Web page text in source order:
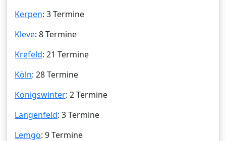
Kerpen: 3 Termine
Kleve: 8 Termine
Krefeld: 21 Termine
Köln: 28 Termine
Königswinter: 2 Termine
Langenfeld: 3 Termine
Lemgo: 9 Termine